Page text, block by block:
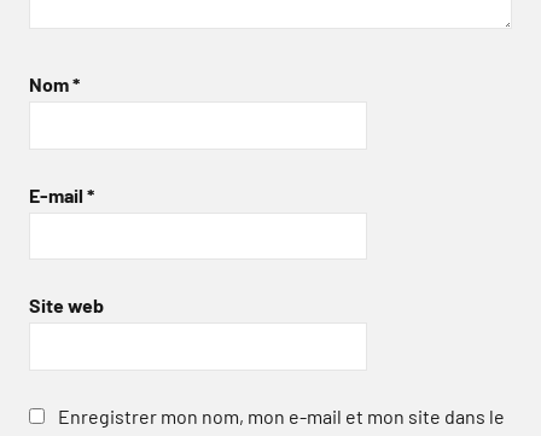
Nom*
E-mail *
Site web
Enregistrer mon nom, mon e-mail et mon site dans le